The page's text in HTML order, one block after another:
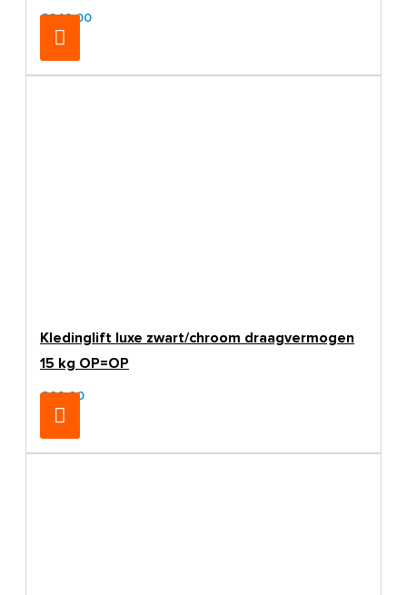
€249,00
Kledinglift luxe zwart/chroom draagvermogen
15 kg OP=OP
€69,00